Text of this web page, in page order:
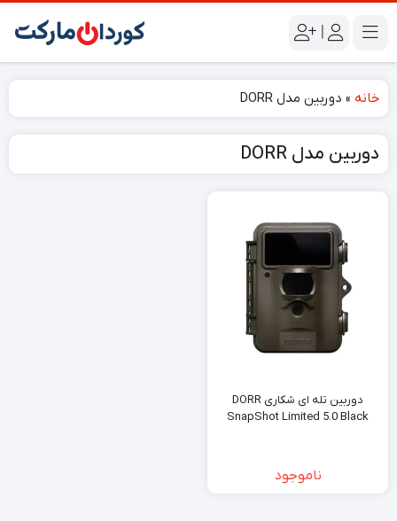
|
خانه » دوربین مدل DORR
دوربین مدل DORR
دوربین تله ای شکاری DORR
SnapShot Limited 5.0 Black
ناموجود